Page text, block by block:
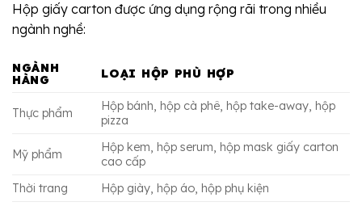
Hộp giấy carton được ứng dụng rộng rãi trong nhiều
ngành nghề:
NGÀNH
HÀNG
LOẠI HỘP PHÙ HỢP
Thực phẩm
Hộp bánh, hộp cà phê, hộp take-away, hộp
pizza
Mỹ phẩm
Hộp kem, hộp serum, hộp mask giấy carton
cao cấp
Thời trang
Hộp giày, hộp áo, hộp phụ kiện